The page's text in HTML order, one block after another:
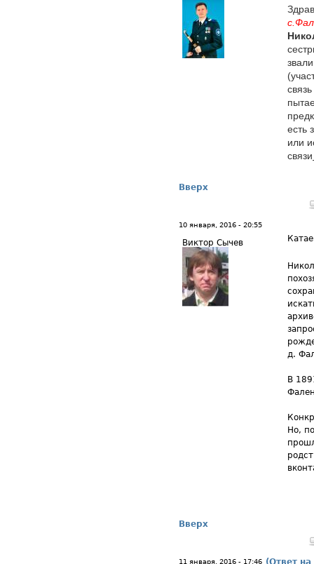
есть
или
связи
Вверх
10 января, 2016 - 20:55
Виктор Сычев
д.
В
Но,
Вверх
11 января, 2016 - 17:46 (Ответ